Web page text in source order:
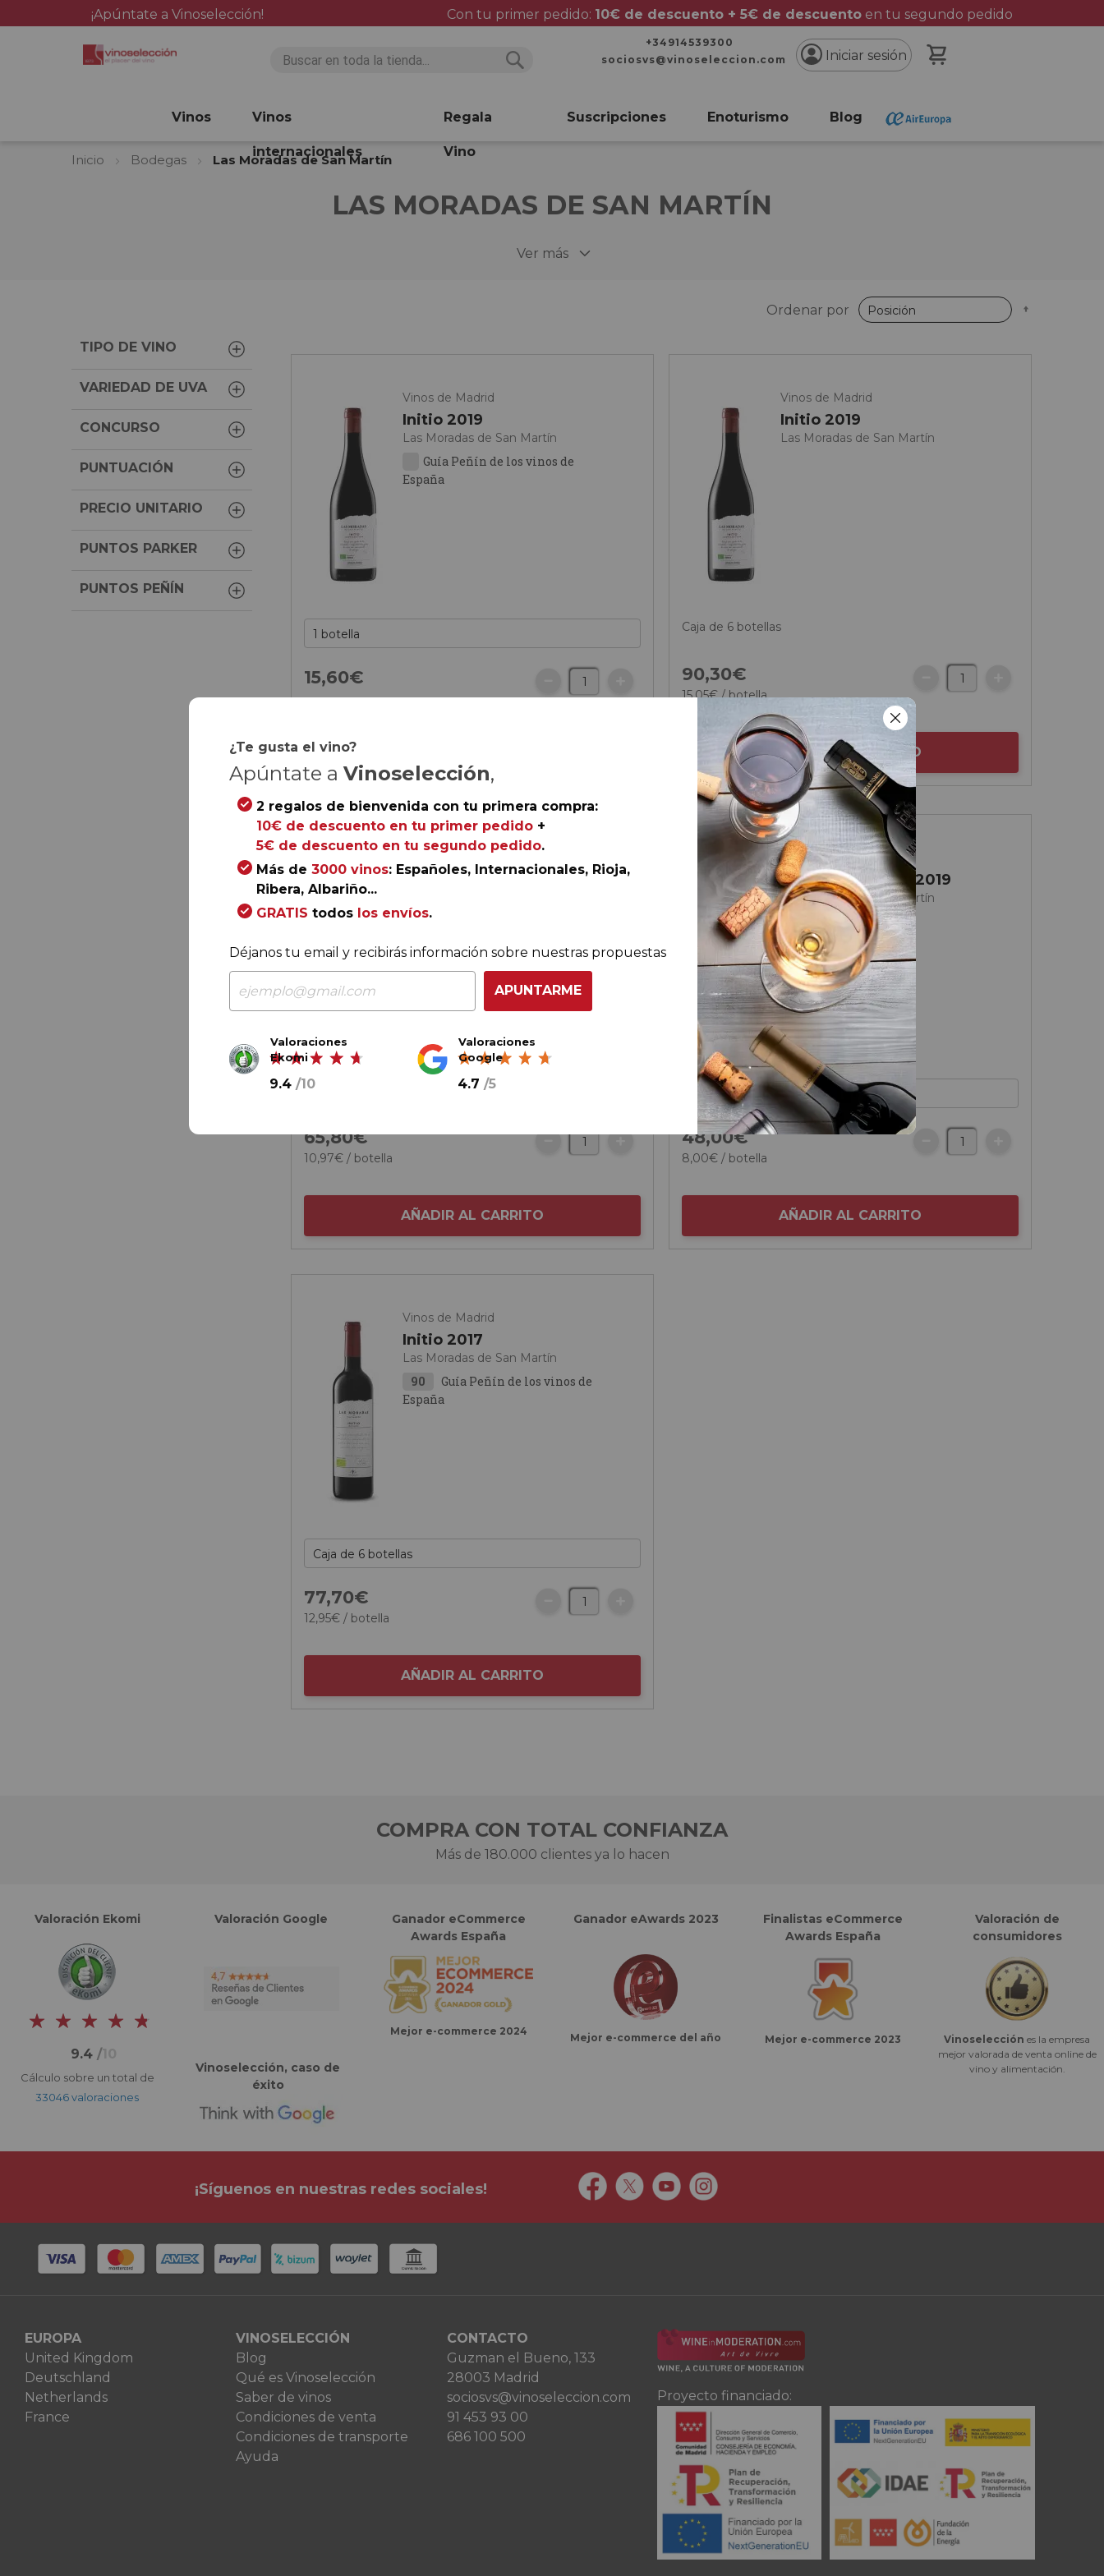
¡Apúntate a Vinoselección! Con tu primer pedido: 10€ de descuento + 5€ de descuentoen tu segundo pedido
+34914539300
sociosvs@vinoseleccion.com
Iniciar sesión
Vinos Vinos
internacionales
Regala
Vino
Suscripciones Enoturismo Blog
Inicio Bodegas Las Moradas de San Martín
LAS MORADAS DE SAN MARTÍN
Ver más
Ordenar por
Vinos de Madrid
Initio 2019
Las Moradas de San Martín
Guía Peñín de los vinos de
España
15,60€
Vinos de Madrid
Initio 2019
Las Moradas de San Martín
Caja de 6 botellas
90,30€
15,05€/ botella
AÑADIR AL CARRITO
Vinos de Madrid
Senda 2020
90
65,80€
10,97€ / botella
AÑADIR AL CARRITO
Vinos de Madrid
Senda Ecológico 2019
Las Moradas de San Martín
48,00€
8,00€ / botella
AÑADIR AL CARRITO
Vinos de Madrid
Initio 2017
Las Moradas de San Martín
90
Guía Peñín de los vinos de
España
77,70€
12,95€ / botella
AÑADIR AL CARRITO
TIPO DE VINO
VARIEDAD DE UVA
CONCURSO
PUNTUACIÓN
PRECIO UNITARIO
PUNTOS PARKER
PUNTOS PEÑÍN
COMPRA CON TOTAL CONFIANZA
Más de 180.000 clientes ya lo hacen
Valoración Ekomi
9.4 /10
Cálculo sobre un total de
33046 valoraciones
Valoración Google
Vinoselección, caso de
éxito
Ganador eCommerce
Awards España
Mejor e-commerce 2024
Ganador eAwards 2023
Mejor e-commerce del año
Finalistas eCommerce
Awards España
Mejor e-commerce 2023
Valoración de
consumidores
Vinoselección es la empresa
mejor valorada de venta online de
vino y alimentación.
¡Síguenos en nuestras redes sociales!
EUROPA
United Kingdom
Deutschland
Netherlands
France
VINOSELECCIÓN
Blog
Qué es Vinoselección
Saber de vinos
Condiciones de venta
Condiciones de transporte
Ayuda
CONTACTO
Guzman el Bueno, 133
28003 Madrid
sociosvs@vinoseleccion.com
91 453 93 00
686 100 500
Proyecto financiado:
¿Te gusta el vino?
Apúntate a Vinoselección,
2 regalos de bienvenida con tu primera compra:
10€ de descuento en tu primer pedido+
5€ de descuento en tu segundo pedido.
Más de 3000 vinos: Españoles, Internacionales, Rioja,
Ribera, Albariño...
GRATIS todos los envíos.
Déjanos tu email y recibirás información sobre nuestras propuestas
APUNTARME
Valoraciones
Ekomi
9.4 /10
Valoraciones
Google
4.7 /5